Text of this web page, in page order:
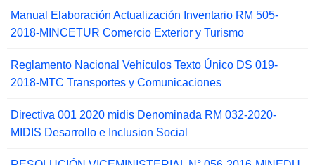
Manual Elaboración Actualización Inventario RM 505-
2018-MINCETUR Comercio Exterior y Turismo
Reglamento Nacional Vehículos Texto Único DS 019-
2018-MTC Transportes y Comunicaciones
Directiva 001 2020 midis Denominada RM 032-2020-
MIDIS Desarrollo e Inclusion Social